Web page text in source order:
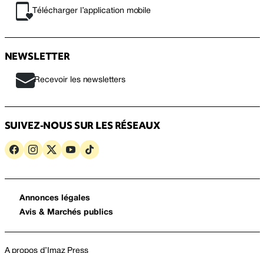
Télécharger l’application mobile
NEWSLETTER
Recevoir les newsletters
SUIVEZ-NOUS SUR LES RÉSEAUX
Annonces légales
Avis & Marchés publics
A propos d’Imaz Press